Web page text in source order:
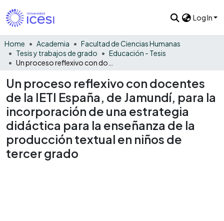
Log In
Home Academia
Facultad de Ciencias Humanas
Tesis y trabajos de grado
Educación - Tesis
Un proceso reflexivo con docentes
de la IETI España, de Jamundí, para la
incorporación de una estrategia
didáctica para la enseñanza de la
producción textual en niños de
tercer grado